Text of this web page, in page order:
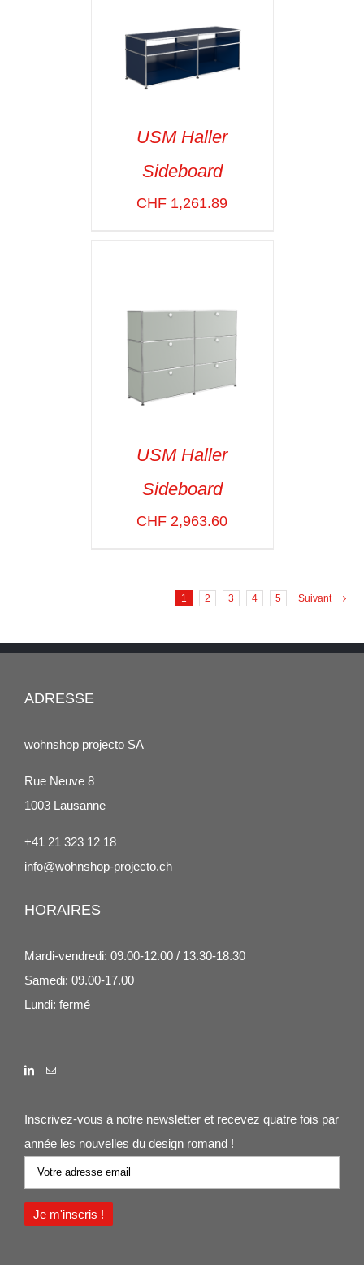
VOIR LES
USM Haller
Sideboard
CHF 1,261.89
VOIR LES
USM Haller
Sideboard
CHF 2,963.60
1 2 3 4 5 Suivant
ADRESSE
wohnshop projecto SA
Rue Neuve 8
1003 Lausanne
+41 21 323 12 18
info@wohnshop-projecto.ch
HORAIRES
Mardi-vendredi: 09.00-12.00 / 13.30-18.30
Samedi: 09.00-17.00
Lundi: fermé
Inscrivez-vous à notre newsletter et recevez quatre fois par
année les nouvelles du design romand !